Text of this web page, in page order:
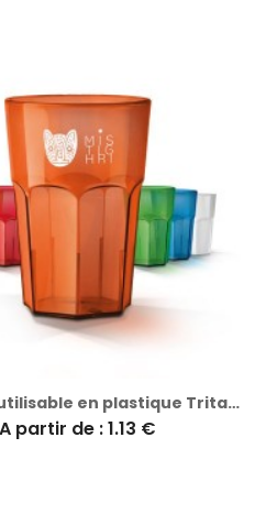
Gobelet réutilisable en plastique Tritan 40 cl personnalisé Ras Bord
A partir de : 1.13 €